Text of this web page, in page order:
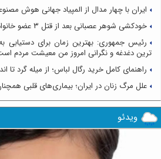
ایران با چهار مدال از المپیاد جهانی هوش
خودکشی شوهر عصبانی بعد از قتل ۳ عضو خانواده
رئیس جمهوری: بهترین زمان برای دستیابی
ترین دغدغه و نگرانی امروز من معیشت مردم
راهنمای کامل خرید رگال لباس؛ از میله گرد تا
علل مرگ زنان در ایران؛ بیماری‌های قلبی
ویدئو